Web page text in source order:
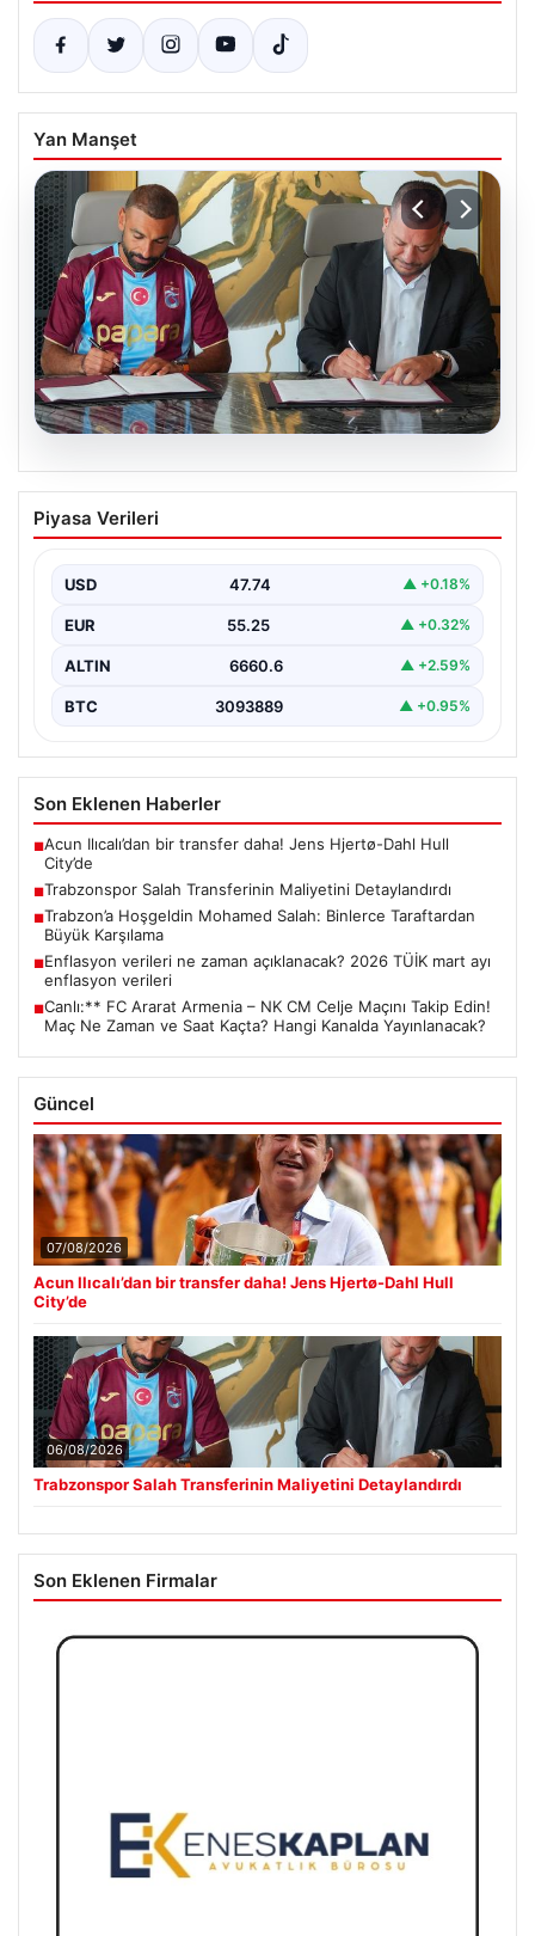
Yan Manşet
Trabzonspor Salah Transferinin
Maliyetini Detaylandırdı
uyandıran Mohamed Salah transferiyle ilgili maliyet
detaylarını…
Piyasa Verileri
USD 47.74 ▲ +0.18%
EUR 55.25 ▲ +0.32%
ALTIN 6660.6 ▲ +2.59%
BTC 3093889 ▲ +0.95%
Son Eklenen Haberler
■Acun Ilıcalı’dan bir transfer daha! Jens Hjertø-Dahl Hull
City’de
■Trabzonspor Salah Transferinin Maliyetini Detaylandırdı
■Trabzon’a Hoşgeldin Mohamed Salah: Binlerce Taraftardan
Büyük Karşılama
■Enflasyon verileri ne zaman açıklanacak? 2026 TÜİK mart ayı
enflasyon verileri
■Canlı:** FC Ararat Armenia – NK CM Celje Maçını Takip Edin!
Maç Ne Zaman ve Saat Kaçta? Hangi Kanalda Yayınlanacak?
Güncel
07/08/2026
Acun Ilıcalı’dan bir transfer daha! Jens Hjertø-Dahl Hull
City’de
06/08/2026
Trabzonspor Salah Transferinin Maliyetini Detaylandırdı
Son Eklenen Firmalar